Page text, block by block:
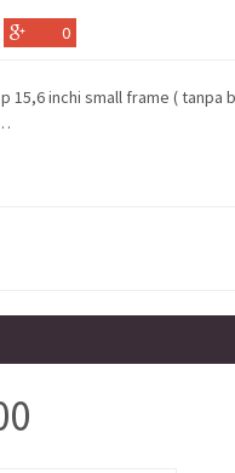
0
15,6 inchi small frame ( tanpa